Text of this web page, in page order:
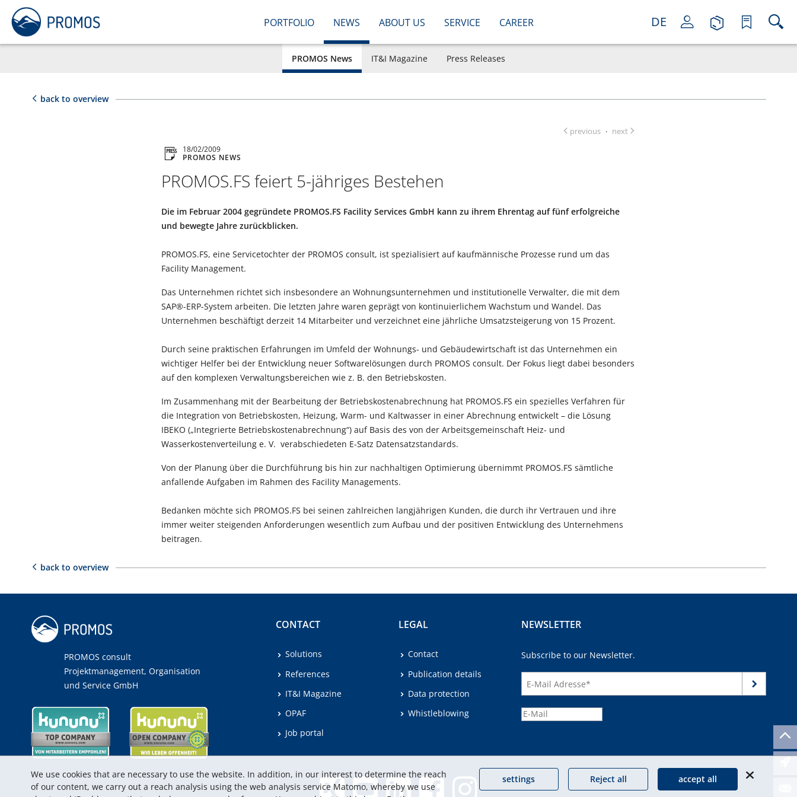
PORTFOLIO NEWS ABOUT US SERVICE CAREER DE
PROMOS News IT&I Magazine Press Releases
back to overview
previous · next
18/02/2009
PROMOS NEWS
PROMOS.FS feiert 5-jähriges Bestehen
Die im Februar 2004 gegründete PROMOS.FS Facility Services GmbH kann zu ihrem Ehrentag auf fünf erfolgreiche
und bewegte Jahre zurückblicken.
PROMOS.FS, eine Servicetochter der PROMOS consult, ist spezialisiert auf kaufmännische Prozesse rund um das
Facility Management.
Das Unternehmen richtet sich insbesondere an Wohnungsunternehmen und institutionelle Verwalter, die mit dem
SAP®-ERP-System arbeiten. Die letzten Jahre waren geprägt von kontinuierlichem Wachstum und Wandel. Das
Unternehmen beschäftigt derzeit 14 Mitarbeiter und verzeichnet eine jährliche Umsatzsteigerung von 15 Prozent.
Durch seine praktischen Erfahrungen im Umfeld der Wohnungs- und Gebäudewirtschaft ist das Unternehmen ein
wichtiger Helfer bei der Entwicklung neuer Softwarelösungen durch PROMOS consult. Der Fokus liegt dabei besonders
auf den komplexen Verwaltungsbereichen wie z. B. den Betriebskosten.
Im Zusammenhang mit der Bearbeitung der Betriebskostenabrechnung hat PROMOS.FS ein spezielles Verfahren für
die Integration von Betriebskosten, Heizung, Warm- und Kaltwasser in einer Abrechnung entwickelt – die Lösung
IBEKO („Integrierte Betriebskostenabrechnung“) auf Basis des von der Arbeitsgemeinschaft Heiz- und
Wasserkostenverteilung e. V. verabschiedeten E-Satz Datensatzstandards.
Von der Planung über die Durchführung bis hin zur nachhaltigen Optimierung übernimmt PROMOS.FS sämtliche
anfallende Aufgaben im Rahmen des Facility Managements.
Bedanken möchte sich PROMOS.FS bei seinen zahlreichen langjährigen Kunden, die durch ihr Vertrauen und ihre
immer weiter steigenden Anforderungen wesentlich zum Aufbau und der positiven Entwicklung des Unternehmens
beitragen.
back to overview
PROMOS consult
Projektmanagement, Organisation
und Service GmbH
CONTACT
Solutions
References
IT&I Magazine
OPAF
Job portal
LEGAL
Contact
Publication details
Data protection
Whistleblowing
NEWSLETTER
Subscribe to our Newsletter.
continue
We use cookies that are necessary to use the website. In addition, in our interest to determine the reach
of our content, we carry out a reach analysis using the web analysis service Matomo, whereby we use
settings Reject all accept all